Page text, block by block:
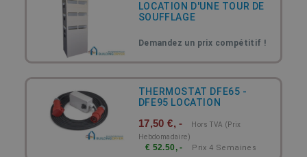
LOCATION D'UNE TOUR DE
SOUFFLAGE
Demandez un prix compétitif !
THERMOSTAT DFE65 -
DFE95 LOCATION
17,50 €, -
Hors TVA (prix
Hebdomadaire)
€ 52.50, - Prix 4 Semaines